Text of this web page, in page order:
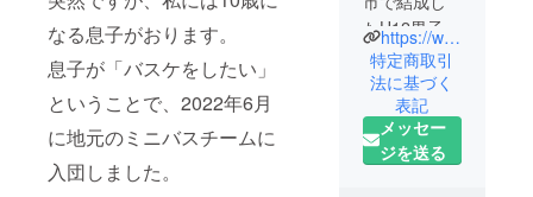
なる息子がおります。
息子が「バスケをしたい」
ということで、2022年6月
に地元のミニバスチームに
入団しました。
たU12男子ミ
ニバスケッ
トボール
チームで
す。主に札
幌市東区の
https://www.instagram.com/kariki.onions
特定商取引
法に基づく
表記
メッセー
ジを送る